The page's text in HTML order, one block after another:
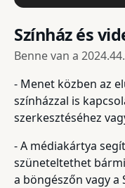
Színház és
Benne van a
- Menet közben az
színházzal is
szerkesztéséhez
- A médiakártya
szüneteltethet
a böngészőn vagy a